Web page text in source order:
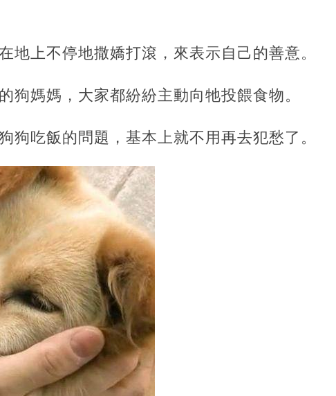
上不停地撒嬌打滾，來表示自己的善意。
狗媽媽，大家都紛紛主動向牠投餵食物。
吃飯的問題，基本上就不用再去犯愁了。